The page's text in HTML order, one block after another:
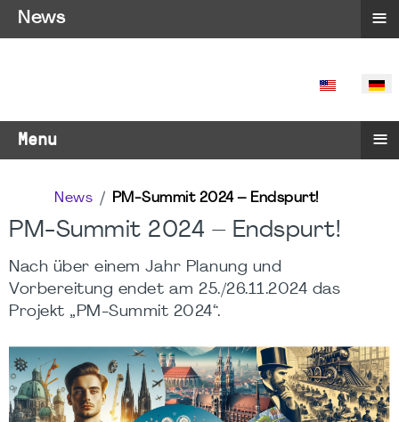
SPRACHE
Menu ≡
News PM-Summit 2024 – Endspurt!
PM-Summit 2024 – Endspurt!
Nach über einem Jahr Planung und
Vorbereitung endet am 25./26.11.2024 das
Projekt „PM-Summit 2024“.
News ≡